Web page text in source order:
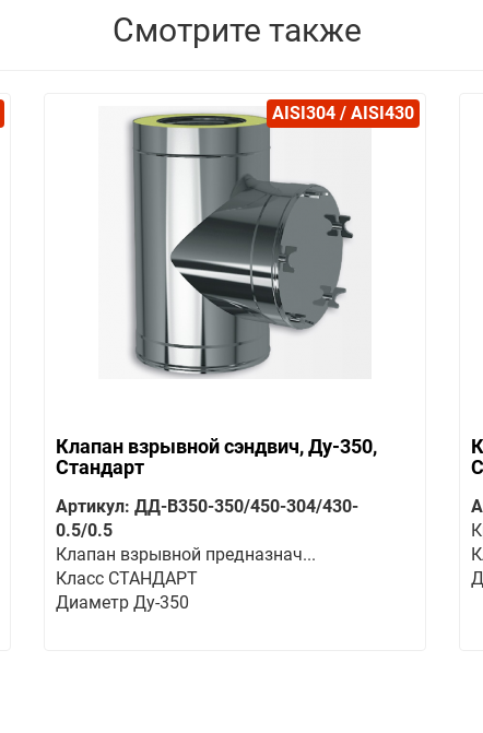
Смотрите также
AISI304 / AISI430
Клапан взрывной сэндвич, Ду-350,
Стандарт
Артикул: ДД-В350-350/450-304/430-
0.5/0.5
Клапан взрывной предназнач...
Класс СТАНДАРТ
Диаметр Ду-350